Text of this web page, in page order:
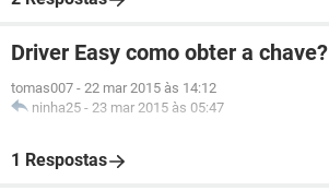
Driver Easy como obter a chave?
tomas007 - 22 mar 2015 às 14:12
ninha25 - 23 mar 2015 às 05:47
1 Respostas